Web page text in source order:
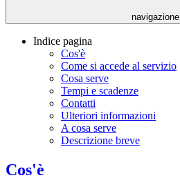
navigazione
Indice pagina
Cos'è
Come si accede al servizio
Cosa serve
Tempi e scadenze
Contatti
Ulteriori informazioni
A cosa serve
Descrizione breve
Cos'è